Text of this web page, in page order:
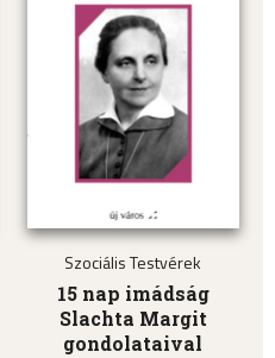
Szociális Testvérek
15 nap imádság
Slachta Margit
gondolataival